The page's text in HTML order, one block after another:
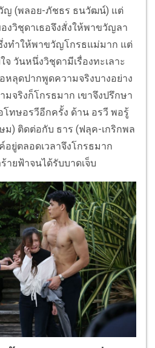
วัญ (พลอย-ภัชธร ธนวัฒน์) แต่
วิชุดาเธอจึงสั่งให้พาขวัญลา
งทำให้พาขวัญโกรธแม่มาก แต่
วันหนึ่งวิชุดามีเรื่องทะเลาะ
หลุดปากพูดความจริงบางอย่าง
มจริงก็โกรธมาก เขาจึงปรึกษา
โทษอรวีอีกครั้ง ด้าน อรวี พอรู้
ม) ติดต่อกับ ธาร (ฟลุค-เกริกพล
ยู่ตลอดเวลาจึงโกรธมาก
ายฟ้าจนได้รับบาดเจ็บ